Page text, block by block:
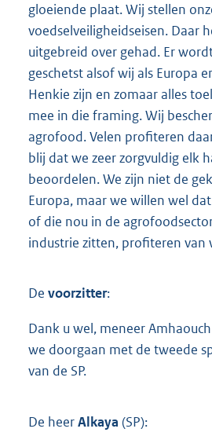
gloeiende plaat. Wij stellen
voedselveiligheidseisen. Daar
uitgebreid over gehad. Er
geschetst alsof wij als Europa
Henkie zijn en zomaar alles
mee in die framing. Wij
agrofood. Velen profiteren
blij dat we zeer zorgvuldig elk
beoordelen. We zijn niet de
Europa, maar we willen wel
of die nou in de
industrie zitten, profiteren van
De voorzitter:
Dank u wel, meneer
we doorgaan met de tweede
van de SP.
De heerAlkaya (SP):